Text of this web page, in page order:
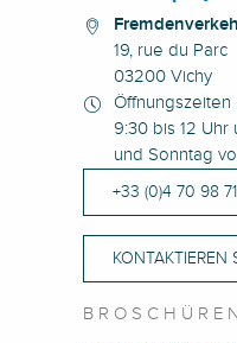
19, rue du Parc
03200 Vichy
Öffnungszeiten
9:30 bis 12 Uhr
und Sonntag
+33 (0)4 70 98
KONTAKTIEREN